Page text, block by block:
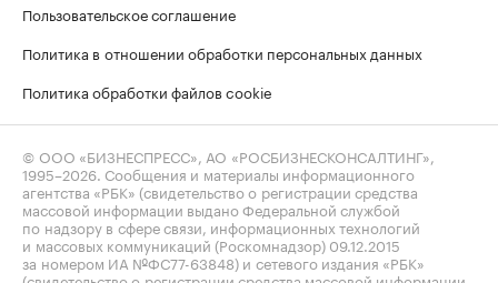
Пользовательское соглашение
Политика в отношении обработки персональных данных
Политика обработки файлов cookie
© ООО «БИЗНЕСПРЕСС», АО «РОСБИЗНЕСКОНСАЛТИНГ»,
1995–2026 . Сообщения и материалы информационного
агентства «РБК» (свидетельство о регистрации средства
массовой информации выдано Федеральной службой
по надзору в сфере связи, информационных технологий
и массовых коммуникаций (Роскомнадзор) 09.12.2015
за номером ИА №ФС77-63848) и сетевого издания «РБК»